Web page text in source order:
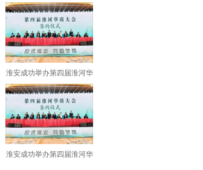
淮安成功举办第四届淮河华
淮安成功举办第四届淮河华